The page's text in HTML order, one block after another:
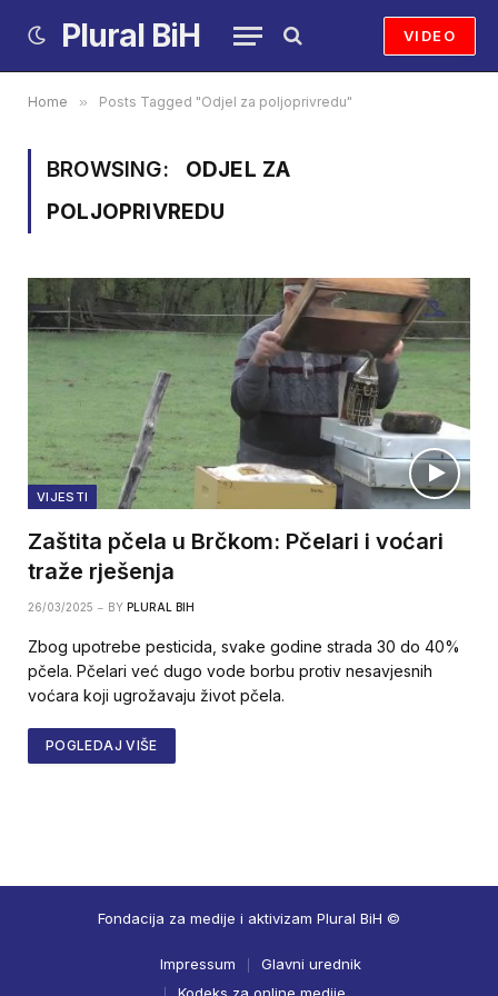
Plural BiH VIDEO
Home » Posts Tagged "Odjel za poljoprivredu"
BROWSING:
ODJEL ZA
POLJOPRIVREDU
VIJESTI
Zaštita pčela u Brčkom: Pčelari i voćari
traže rješenja
26/03/2025 BY PLURAL BIH
Zbog upotrebe pesticida, svake godine strada 30 do 40%
pčela. Pčelari već dugo vode borbu protiv nesavjesnih
voćara koji ugrožavaju život pčela.
POGLEDAJ VIŠE
Fondacija za medije i aktivizam Plural BiH ©
Impressum
Glavni urednik